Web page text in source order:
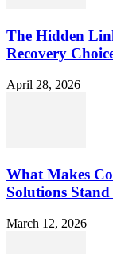
The Hidden
Recovery
April 28, 2026
What Makes
Solutions
March 12, 2026